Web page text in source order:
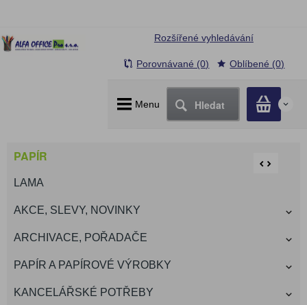
Menu Hledat 0
Rozšířené vyhledávání
Porovnávané (0) Oblíbené (0)
PAPÍR
LAMA
AKCE, SLEVY, NOVINKY
ARCHIVACE, POŘADAČE
PAPÍR A PAPÍROVÉ VÝROBKY
KANCELÁŘSKÉ POTŘEBY